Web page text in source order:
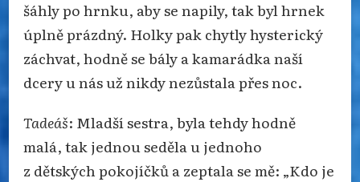
šáhly po hrnku, aby se napily, tak byl hrnek
úplně prázdný. Holky pak chytly hysterický
záchvat, hodně se bály a kamarádka naší
dcery u nás už nikdy nezůstala přes noc.
Tadeáš: Mladší sestra, byla tehdy hodně
malá, tak jednou seděla u jednoho
z dětských pokojíčků a zeptala se mě: „Kdo je